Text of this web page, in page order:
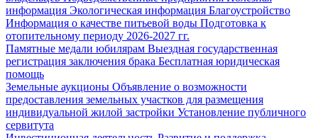
информация Экологическая информация Благоустройство
Информация о качестве питьевой воды Подготовка к
отопительному периоду 2026-2027 гг.
Памятные медали юбилярам Выездная государственная
регистрация заключения брака Бесплатная юридическая
помощь
Земельные аукционы Объявление о возможности
предоставления земельных участков для размещения
индивидуальной жилой застройки Установление публичного
сервитута